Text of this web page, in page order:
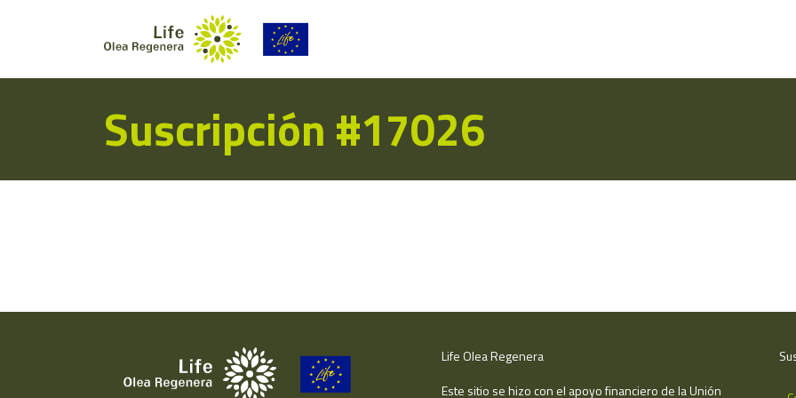
Suscripción #17026
Life Olea Regenera
Este sitio se hizo con el apoyo financiero de la Unión